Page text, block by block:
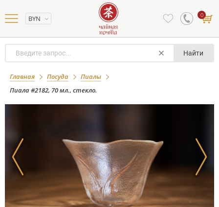
BYN 0
Найти
Главная Посуда
Пиалы
Пиала #2182, 70 мл., стекло.
Пиала #2182, 70 мл., стекло.